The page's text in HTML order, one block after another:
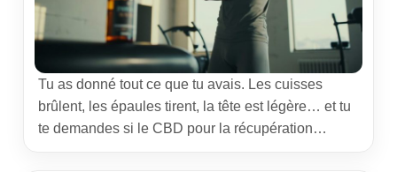
Tu as donné tout ce que tu avais. Les cuisses
brûlent, les épaules tirent, la tête est légère… et tu
te demandes si le CBD pour la récupération